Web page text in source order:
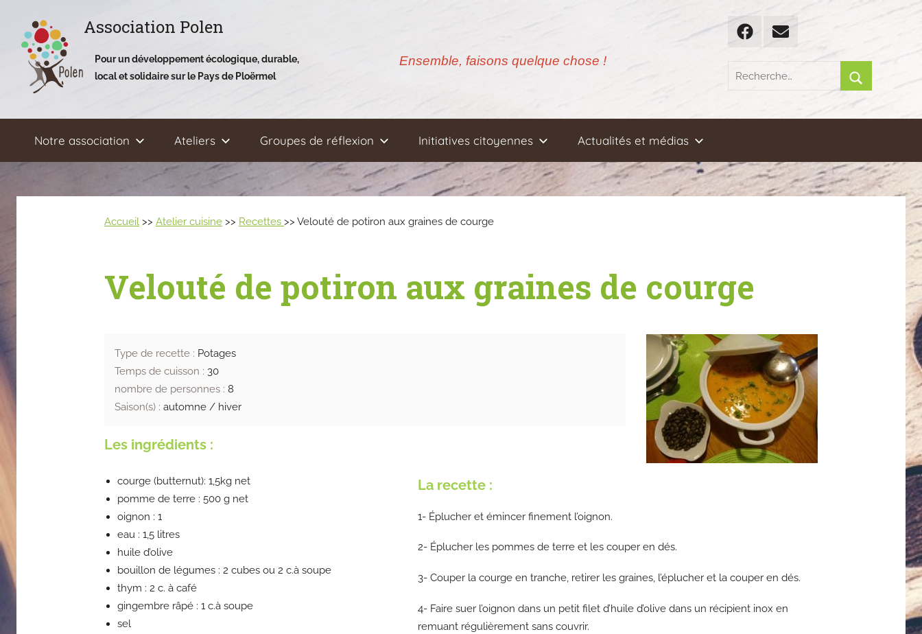
contenu
Association Polen
Pour un développement écologique, durable,
local et solidaire sur le Pays de Ploërmel
Ensemble, faisons quelque chose !
FacebookEmail
Recherche
pour
Rechercher
Notre association Ateliers Groupes de réflexion Initiatives citoyennes Actualités et médias
Accueil >> Atelier cuisine >> Recettes >> Velouté de potiron aux graines de courge
Velouté de potiron aux graines de courge
Type de recette : Potages
Temps de cuisson : 30
nombre de personnes : 8
Saison(s) : automne / hiver
Les ingrédients :
courge (butternut): 1,5kg net
pomme de terre : 500 g net
oignon : 1
eau : 1,5 litres
huile d’olive
bouillon de légumes : 2 cubes ou 2 c.à soupe
thym : 2 c. à café
gingembre râpé : 1 c.à soupe
sel
La recette :
1- Éplucher et émincer finement l’oignon.
2- Éplucher les pommes de terre et les couper en dés.
3- Couper la courge en tranche, retirer les graines, l’éplucher et la couper en dés.
4- Faire suer l’oignon dans un petit filet d’huile d’olive dans un récipient inox en
remuant régulièrement sans couvrir.